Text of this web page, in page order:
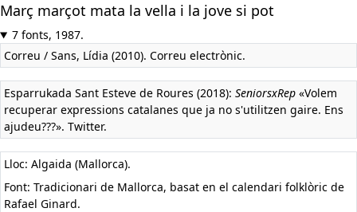
Març marçot mata la vella i la jove si pot
7 fonts, 1987.
Correu / Sans, Lídia (2010). Correu electrònic.
Esparrukada Sant Esteve de Roures (2018): SeniorsxRep «Volem
recuperar expressions catalanes que ja no s'utilitzen gaire. Ens
ajudeu???». Twitter.
Lloc: Algaida (Mallorca).
Font: Tradicionari de Mallorca, basat en el calendari folklòric de
Rafael Ginard.